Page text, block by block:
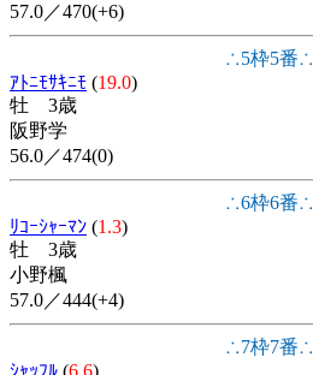
57.0／470(+6)
∴5枠5番∴
ｱﾄﾆﾓｻｷﾆﾓ (19.0)
牡 3歳
阪野学
56.0／474(0)
∴6枠6番∴
ﾘｺｰｼｬｰﾏﾝ (1.3)
牡 3歳
小野楓
57.0／444(+4)
∴7枠7番∴
ｼｬｯﾌﾙ (6.6)